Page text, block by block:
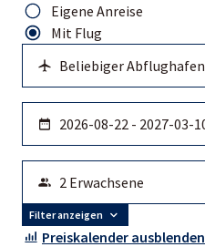
Eigene Anreise
Mit Flug
Filter anzeigen
Preiskalender ausblenden